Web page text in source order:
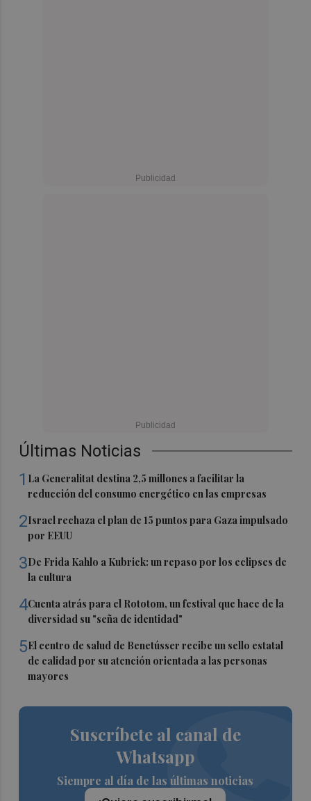
Últimas Noticias
1 La Generalitat destina 2,5 millones a facilitar la
reducción del consumo energético en las empresas
2Israel rechaza el plan de 15 puntos para Gaza impulsado
por EEUU
3De Frida Kahlo a Kubrick: un repaso por los eclipses de
la cultura
4Cuenta atrás para el Rototom, un festival que hace de la
diversidad su "seña de identidad"
5El centro de salud de Benetússer recibe un sello estatal
de calidad por su atención orientada a las personas
mayores
Suscríbete al canal de
Whatsapp
Siempre al día de las últimas noticias